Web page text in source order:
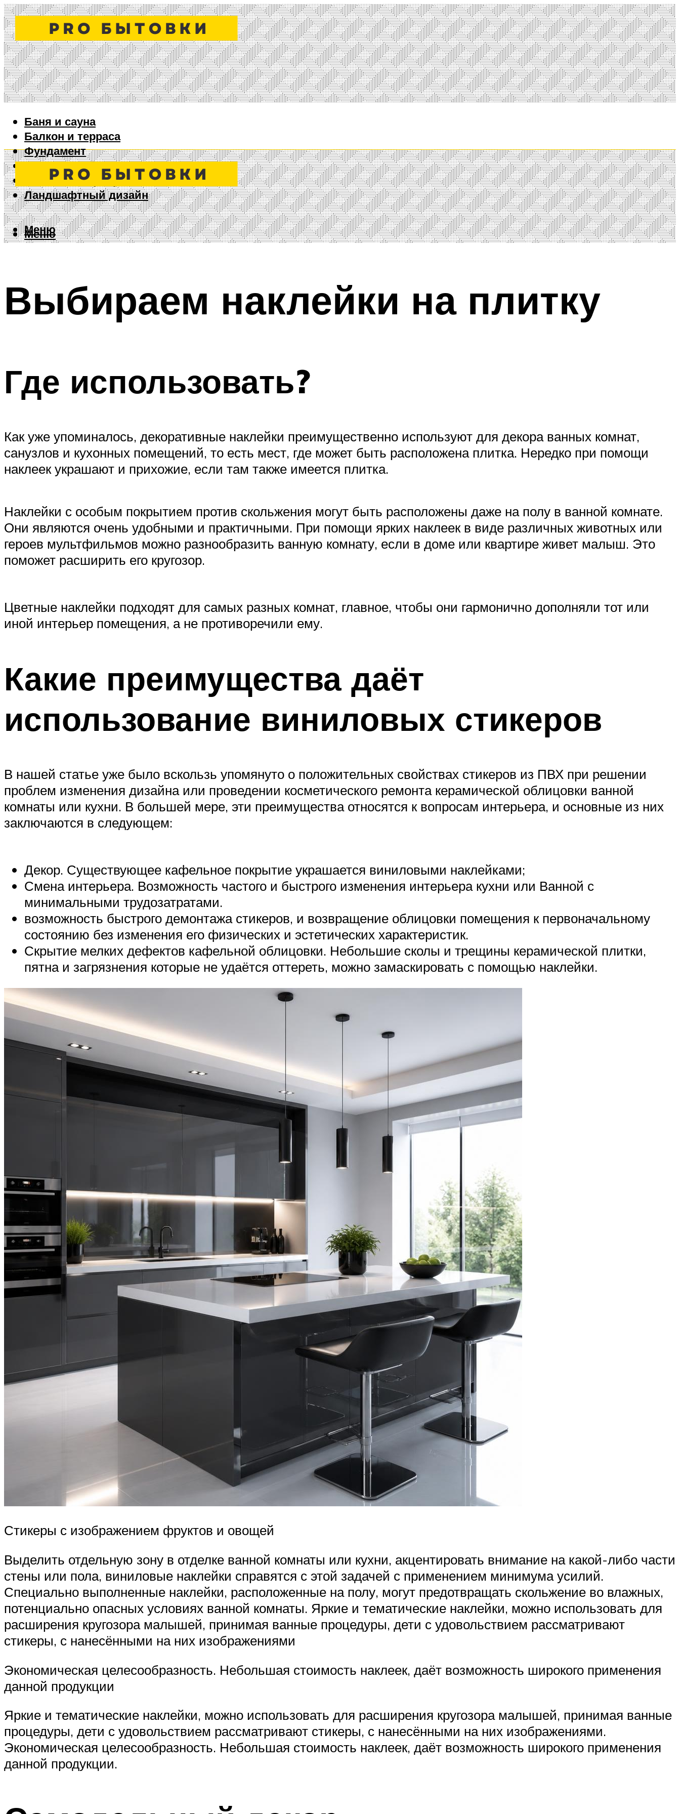
Баня и сауна
Балкон и терраса
Фундамент
Ворота и забор
Дизайн интерьера
Ландшафтный дизайн
Меню
Меню
Выбираем наклейки на плитку
Где использовать?
Как уже упоминалось, декоративные наклейки преимущественно используют для декора ванных комнат,
санузлов и кухонных помещений, то есть мест, где может быть расположена плитка. Нередко при помощи
наклеек украшают и прихожие, если там также имеется плитка.
Наклейки с особым покрытием против скольжения могут быть расположены даже на полу в ванной комнате.
Они являются очень удобными и практичными. При помощи ярких наклеек в виде различных животных или
героев мультфильмов можно разнообразить ванную комнату, если в доме или квартире живет малыш. Это
поможет расширить его кругозор.
Цветные наклейки подходят для самых разных комнат, главное, чтобы они гармонично дополняли тот или
иной интерьер помещения, а не противоречили ему.
Какие преимущества даёт
использование виниловых стикеров
В нашей статье уже было вскользь упомянуто о положительных свойствах стикеров из ПВХ при решении
проблем изменения дизайна или проведении косметического ремонта керамической облицовки ванной
комнаты или кухни. В большей мере, эти преимущества относятся к вопросам интерьера, и основные из них
заключаются в следующем:
Декор. Существующее кафельное покрытие украшается виниловыми наклейками;
Смена интерьера. Возможность частого и быстрого изменения интерьера кухни или Ванной с
минимальными трудозатратами.
возможность быстрого демонтажа стикеров, и возвращение облицовки помещения к первоначальному
состоянию без изменения его физических и эстетических характеристик.
Скрытие мелких дефектов кафельной облицовки. Небольшие сколы и трещины керамической плитки,
пятна и загрязнения которые не удаётся оттереть, можно замаскировать с помощью наклейки.
Стикеры с изображением фруктов и овощей
Выделить отдельную зону в отделке ванной комнаты или кухни, акцентировать внимание на какой-либо части
стены или пола, виниловые наклейки справятся с этой задачей с применением минимума усилий.
Специально выполненные наклейки, расположенные на полу, могут предотвращать скольжение во влажных,
потенциально опасных условиях ванной комнаты. Яркие и тематические наклейки, можно использовать для
расширения кругозора малышей, принимая ванные процедуры, дети с удовольствием рассматривают
стикеры, с нанесёнными на них изображениями
Экономическая целесообразность. Небольшая стоимость наклеек, даёт возможность широкого применения
данной продукции
Яркие и тематические наклейки, можно использовать для расширения кругозора малышей, принимая ванные
процедуры, дети с удовольствием рассматривают стикеры, с нанесёнными на них изображениями.
Экономическая целесообразность. Небольшая стоимость наклеек, даёт возможность широкого применения
данной продукции.